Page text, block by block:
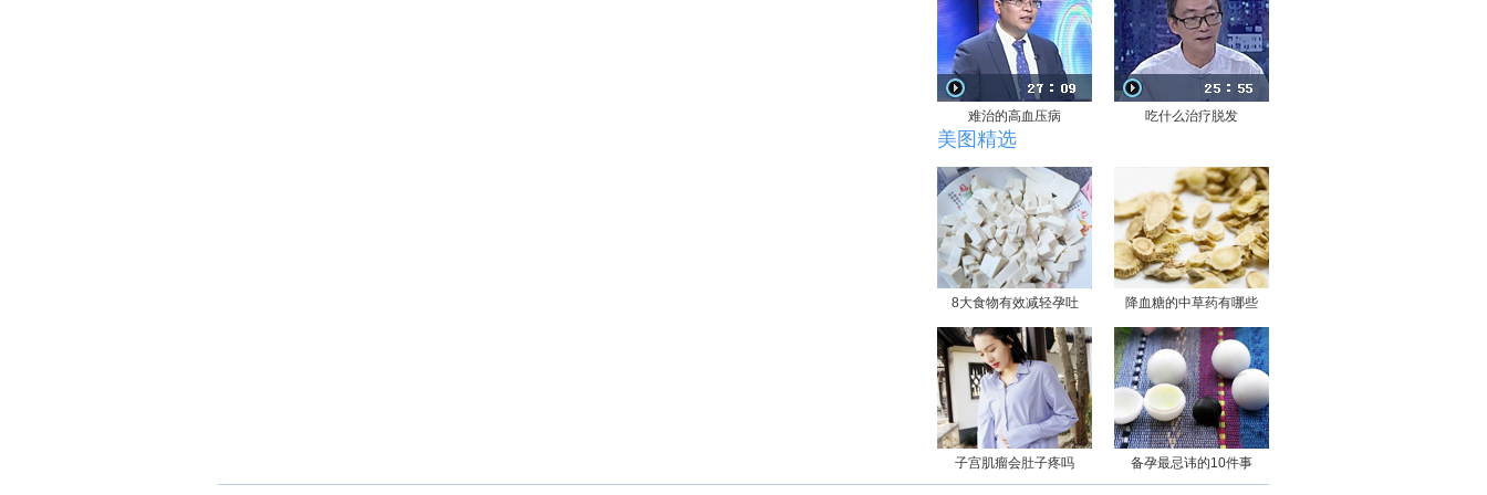
难治的高血压病 吃什么治疗脱发
美图精选
8大食物有效减轻孕吐 降血糖的中草药有哪些
子宫肌瘤会肚子疼吗 备孕最忌讳的10件事